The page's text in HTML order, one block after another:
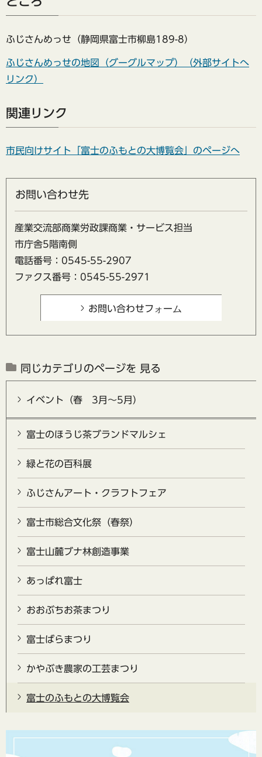
ふじさんめっせ（静岡県富士市柳島189-8）
ふじさんめっせの地図（グーグルマップ）（外部サイトへ
リンク）
関連リンク
市民向けサイト「富士のふもとの大博覧会」のページへ
お問い合わせ先
産業交流部商業労政課商業・サービス担当
市庁舎5階南側
電話番号：0545-55-2907
ファクス番号：0545-55-2971
同じカテゴリのページを 見る
イベント（春 3月～5月）
富士のほうじ茶ブランドマルシェ
緑と花の百科展
ふじさんアート・クラフトフェア
富士市総合文化祭（春祭）
富士山麓ブナ林創造事業
あっぱれ富士
おおぶちお茶まつり
富士ばらまつり
かやぶき農家の工芸まつり
富士のふもとの大博覧会